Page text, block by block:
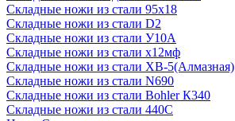
Складные ножи из стали 95х18
Складные ножи из стали D2
Складные ножи из стали У10А
Складные ножи из стали х12мф
Складные ножи из стали ХВ-5(Алмазная)
Складные ножи из стали N690
Складные ножи из стали Bohler К340
Складные ножи из стали 440С